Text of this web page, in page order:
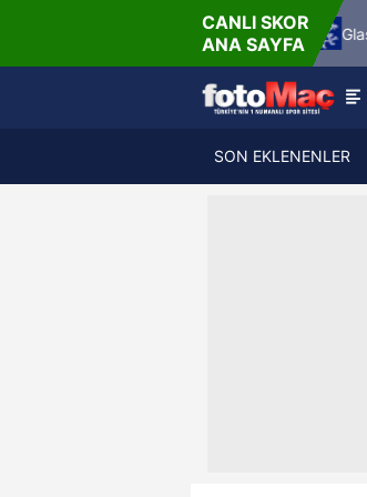
CANLI SKOR
ANA SAYFA
Glasgow Rangers
SON EKLENENLER